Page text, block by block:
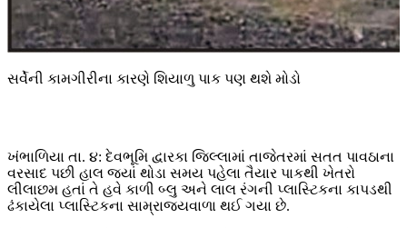
સર્વેની કામગીરીના કારણે શિયાળુ પાક પણ થશે મોડો
ખંભાળિયા તા. ૪: દેવભૂમિ દ્વારકા જિલ્લામાં તાજેતરમાં સતત પાવઠાના
વરસાદ પછી હાલ જ્યાં થોડા સમય પહેલા તૈયાર પાકથી ખેતરો
લીલાછમ હતાં તે હવે કાળી બ્લુ અને લાલ રંગની પ્લાસ્ટિકના કાપડથી
ઢંકાયેલા પ્લાસ્ટિકના સામ્રાજ્યવાળા થઈ ગયા છે.